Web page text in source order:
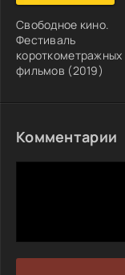
Свободное кино.
Фестиваль
короткометражных
фильмов (2019)
Комментарии